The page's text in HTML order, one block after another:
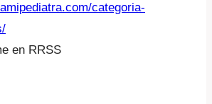
categoria-
en RRSS